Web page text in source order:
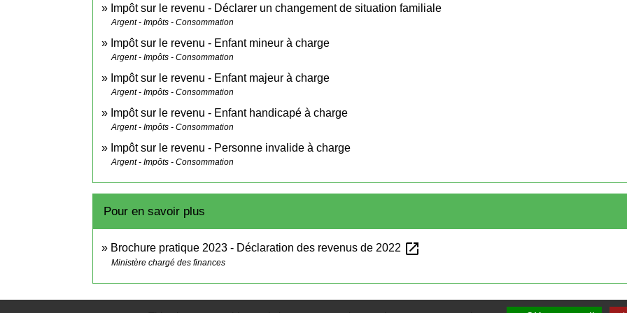
Impôt sur le revenu - Déclarer un changement de situation familiale
Argent - Impôts - Consommation
Impôt sur le revenu - Enfant mineur à charge
Argent - Impôts - Consommation
Impôt sur le revenu - Enfant majeur à charge
Argent - Impôts - Consommation
Impôt sur le revenu - Enfant handicapé à charge
Argent - Impôts - Consommation
Impôt sur le revenu - Personne invalide à charge
Argent - Impôts - Consommation
Pour en savoir plus
Brochure pratique 2023 - Déclaration des revenus de 2022 open_in_new
Ministère chargé des finances